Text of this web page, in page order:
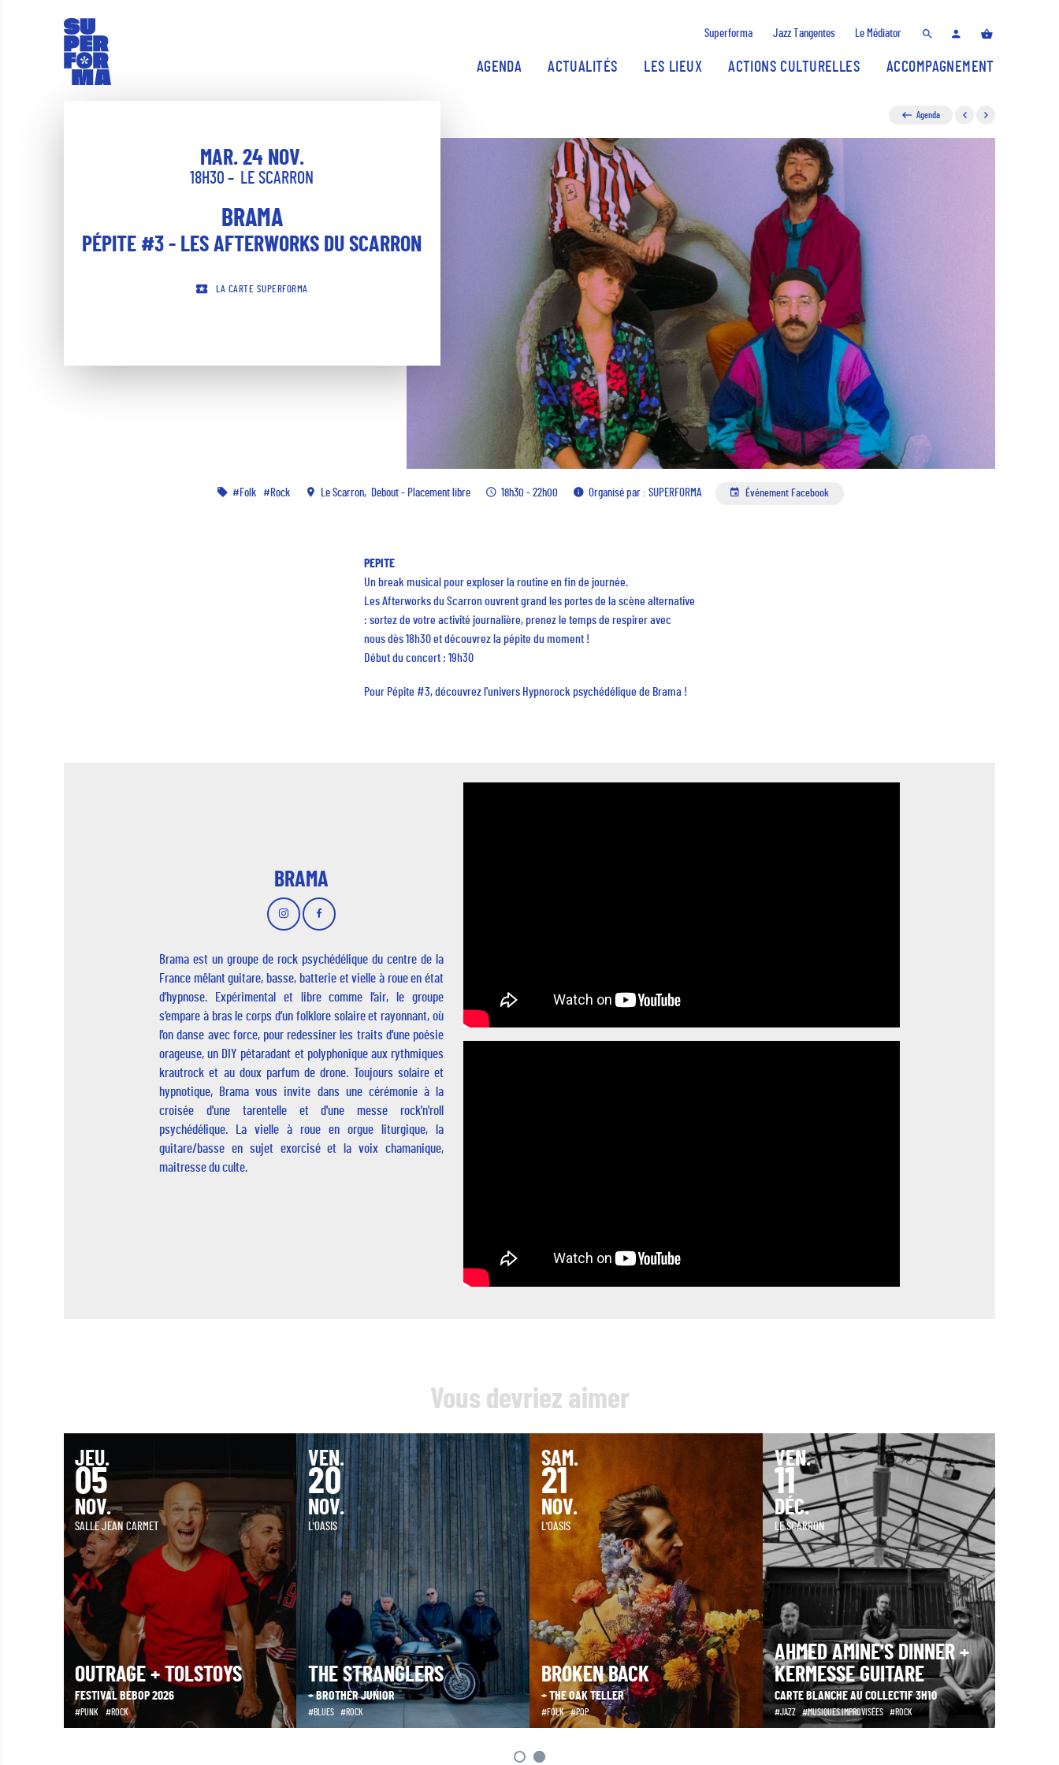
Superforma Jazz Tangentes Le Médiator
AGENDA ACTUALITÉS LES LIEUX ACTIONS CULTURELLES ACCOMPAGNEMENT
Agenda
MAR. 24 NOV.
18H30 LE SCARRON
BRAMA
PÉPITE #3 - LES AFTERWORKS DU SCARRON
LA CARTE SUPERFORMA
Folk Rock Le Scarron Debout - Placement libre 18h30 - 22h00 Organisé par : SUPERFORMA Événement Facebook
PEPITE
Un break musical pour exploser la routine en fin de journée.
Les Afterworks du Scarron ouvrent grand les portes de la scène alternative
: sortez de votre activité journalière, prenez le temps de respirer avec
nous dès 18h30 et découvrez la pépite du moment !
Début du concert : 19h30
Pour Pépite #3, découvrez l'univers Hypnorock psychédélique de Brama !
BRAMA
Brama est un groupe de rock psychédélique du centre de la
France mêlant guitare, basse, batterie et vielle à roue en état
d’hypnose. Expérimental et libre comme l’air, le groupe
s’empare à bras le corps d’un folklore solaire et rayonnant, où
l’on danse avec force, pour redessiner les traits d’une poésie
orageuse, un DIY pétaradant et polyphonique aux rythmiques
krautrock et au doux parfum de drone. Toujours solaire et
hypnotique, Brama vous invite dans une cérémonie à la
croisée d'une tarentelle et d'une messe rock'n'roll
psychédélique. La vielle à roue en orgue liturgique, la
guitare/basse en sujet exorcisé et la voix chamanique,
maitresse du culte.
Vous devriez aimer
JEU.
05
NOV.
SALLE JEAN CARMET
OUTRAGE + TOLSTOYS
FESTIVAL BEBOP 2026
PUNK ROCK
VEN.
20
NOV.
L'OASIS
THE STRANGLERS
+ BROTHER JUNIOR
BLUES ROCK
SAM.
21
NOV.
L'OASIS
BROKEN BACK
+ THE OAK TELLER
FOLK POP
VEN.
11
DÉC.
LE SCARRON
AHMED AMINE'S DINNER +
KERMESSE GUITARE
CARTE BLANCHE AU COLLECTIF 3H10
JAZZ MUSIQUES IMPROVISÉES ROCK